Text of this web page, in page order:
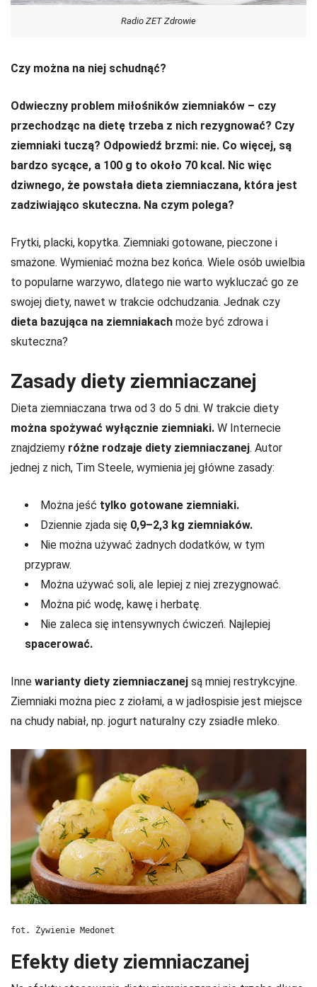
Radio ZET Zdrowie
Czy można na niej schudnąć?
Odwieczny problem miłośników ziemniaków – czy
przechodząc na dietę trzeba z nich rezygnować? Czy
ziemniaki tuczą? Odpowiedź brzmi: nie. Co więcej, są
bardzo sycące, a 100 g to około 70 kcal. Nic więc
dziwnego, że powstała dieta ziemniaczana, która jest
zadziwiająco skuteczna. Na czym polega?
Frytki, placki, kopytka. Ziemniaki gotowane, pieczone i
smażone. Wymieniać można bez końca. Wiele osób uwielbia
to popularne warzywo, dlatego nie warto wykluczać go ze
swojej diety, nawet w trakcie odchudzania. Jednak czy
dieta bazująca na ziemniakach może być zdrowa i
skuteczna?
Zasady diety ziemniaczanej
Dieta ziemniaczana trwa od 3 do 5 dni. W trakcie diety
można spożywać wyłącznie ziemniaki. W Internecie
znajdziemy różne rodzaje diety ziemniaczanej. Autor
jednej z nich, Tim Steele, wymienia jej główne zasady:
Można jeść tylko gotowane ziemniaki.
Dziennie zjada się 0,9–2,3 kg ziemniaków.
Nie można używać żadnych dodatków, w tym
przypraw.
Można używać soli, ale lepiej z niej zrezygnować.
Można pić wodę, kawę i herbatę.
Nie zaleca się intensywnych ćwiczeń. Najlepiej
spacerować.
Inne warianty diety ziemniaczanej są mniej restrykcyjne.
Ziemniaki można piec z ziołami, a w jadłospisie jest miejsce
na chudy nabiał, np. jogurt naturalny czy zsiadłe mleko.
fot. Żywienie Medonet
Efekty diety ziemniaczanej